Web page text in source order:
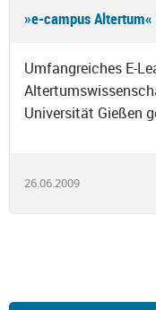
»e-campus
Umfangreiches E-
Universität Gießen
26.06.2009